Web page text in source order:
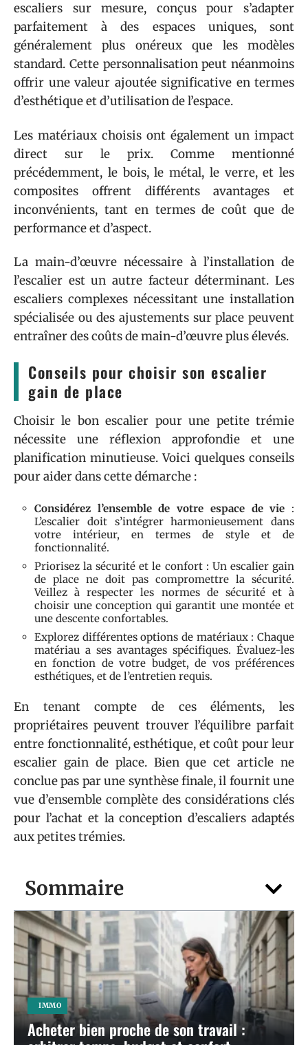
Sommaire
IMMO
Acheter bien proche de son travail :
escaliers sur mesure, conçus pour s’adapter
parfaitement à des espaces uniques, sont
généralement plus onéreux que les modèles
standard. Cette personnalisation peut néanmoins
offrir une valeur ajoutée significative en termes
d’esthétique et d’utilisation de l’espace.
Les matériaux choisis ont également un impact
direct sur le prix. Comme mentionné
précédemment, le bois, le métal, le verre, et les
composites offrent différents avantages et
inconvénients, tant en termes de coût que de
performance et d’aspect.
La main-d’œuvre nécessaire à l’installation de
l’escalier est un autre facteur déterminant. Les
escaliers complexes nécessitant une installation
spécialisée ou des ajustements sur place peuvent
entraîner des coûts de main-d’œuvre plus élevés.
Conseils pour choisir son escalier
gain de place
Choisir le bon escalier pour une petite trémie
nécessite une réflexion approfondie et une
planification minutieuse. Voici quelques conseils
pour aider dans cette démarche :
Considérez l’ensemble de votre espace de vie :
L’escalier doit s’intégrer harmonieusement dans
votre intérieur, en termes de style et de
fonctionnalité.
Priorisez la sécurité et le confort : Un escalier gain
de place ne doit pas compromettre la sécurité.
Veillez à respecter les normes de sécurité et à
choisir une conception qui garantit une montée et
une descente confortables.
Explorez différentes options de matériaux : Chaque
matériau a ses avantages spécifiques. Évaluez-les
en fonction de votre budget, de vos préférences
esthétiques, et de l’entretien requis.
En tenant compte de ces éléments, les
propriétaires peuvent trouver l’équilibre parfait
entre fonctionnalité, esthétique, et coût pour leur
escalier gain de place. Bien que cet article ne
conclue pas par une synthèse finale, il fournit une
vue d’ensemble complète des considérations clés
pour l’achat et la conception d’escaliers adaptés
aux petites trémies.